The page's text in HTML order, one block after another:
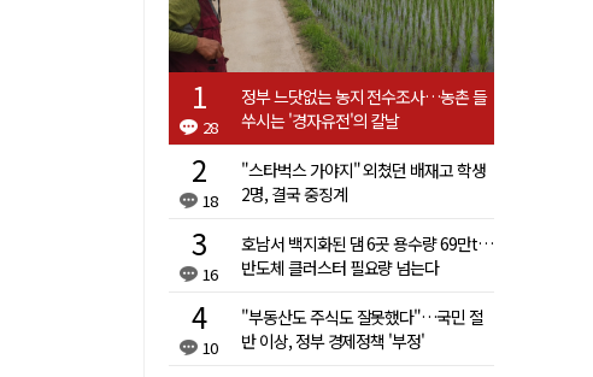
28
정부 느닷없는 농지 전수조사…농촌 들
쑤시는 '경자유전'의 칼날
18
"스타벅스 가야지" 외쳤던 배재고 학생
2명, 결국 중징계
16
호남서 백지화된 댐 6곳 용수량 69만t…
반도체 클러스터 필요량 넘는다
10
"부동산도 주식도 잘못했다"…국민 절
반 이상, 정부 경제정책 '부정'